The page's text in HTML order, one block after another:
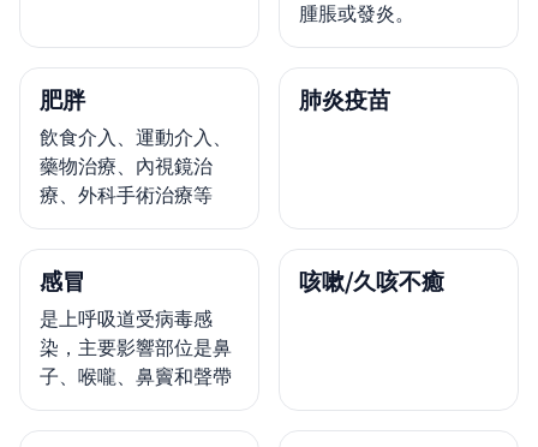
腫脹或發炎。
肥胖
飲食介入、運動介入、
藥物治療、內視鏡治
療、外科手術治療等
肺炎疫苗
感冒
是上呼吸道受病毒感
染，主要影響部位是鼻
子、喉嚨、鼻竇和聲帶
咳嗽/久咳不癒